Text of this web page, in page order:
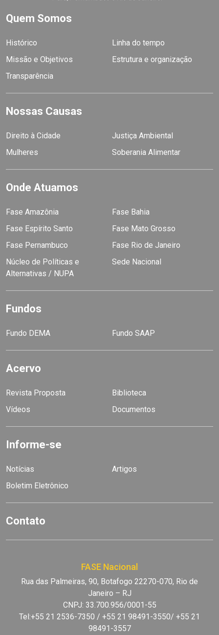
Quem Somos
Histórico
Linha do tempo
Missão e Objetivos
Estrutura e organização
Transparência
Nossas Causas
Direito à Cidade
Justiça Ambiental
Mulheres
Soberania Alimentar
Onde Atuamos
Fase Amazônia
Fase Bahia
Fase Espírito Santo
Fase Mato Grosso
Fase Pernambuco
Fase Rio de Janeiro
Núcleo de Políticas e
Alternativas / NUPA
Sede Nacional
Fundos
Fundo DEMA Fundo SAAP
Acervo
Revista Proposta
Biblioteca
Vídeos
Documentos
Informe-se
Notícias
Artigos
Boletim Eletrônico
Contato
FASE Nacional
Rua das Palmeiras, 90, Botafogo 22270-070, Rio de
Janeiro – RJ
CNPJ: 33.700.956/0001-55
Tel:+55 21 2536-7350 / +55 21 98491-3550/ +55 21
98491-3557